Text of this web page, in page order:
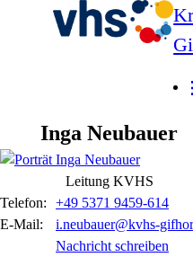
Inga Neubauer
Leitung KVHS
Telefon:
+49 5371 9459-614
E-Mail:
i.neubauer@kvhs-
Nachricht schreiben